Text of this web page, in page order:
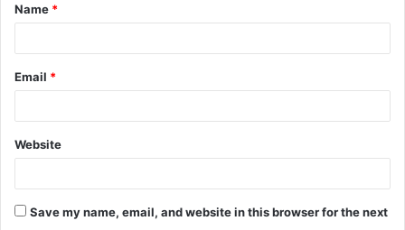
Name *
Email *
Website
Save my name, email, and website in this browser for the next